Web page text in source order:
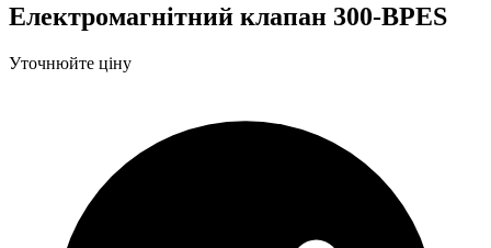
Електромагнітний клапан 300-BPES
Уточнюйте ціну